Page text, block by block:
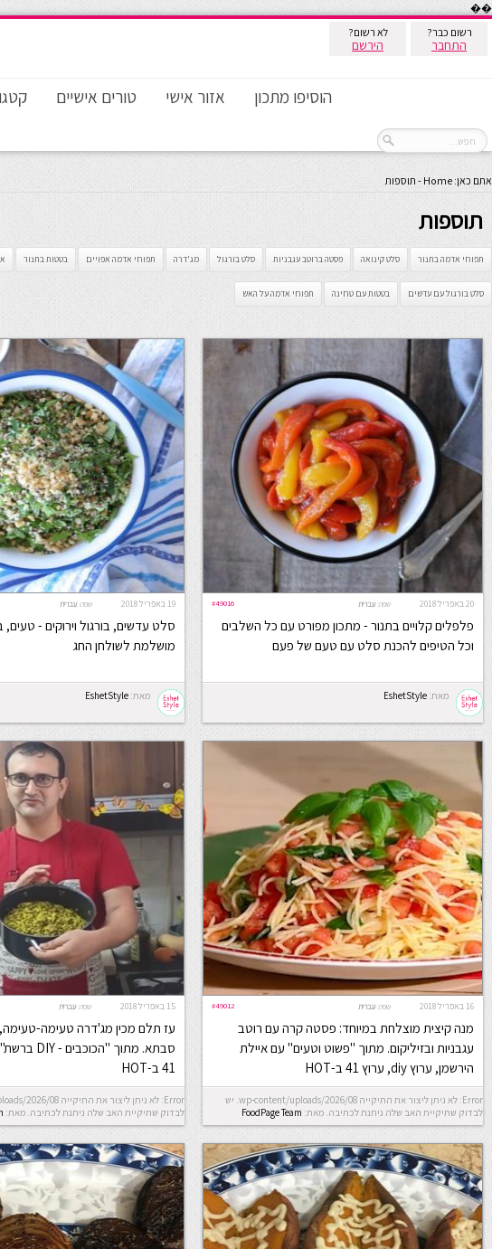
��
רשום כבר?
התחבר
לא רשום?
הירשם
הוסיפו מתכון אזור אישי טורים אישיים
אתם כאן: Home
- תוספות
תוספות
תפוחי אדמה בתנור סלט קינואה פסטה ברוטב עגבניות סלט בורגול מג'דרה תפוחי אדמה אפויים בטטות בתנור
סלט בורגול עם עדשים בטטות עם טחינה תפוחי אדמה על האש
20 באפריל 2018 #49016 שפה: עברית
פלפלים קלויים בתנור - מתכון מפורט עם כל השלבים
וכל הטיפים להכנת סלט עם טעם של פעם
מאת: EshetStyle
19 באפריל 2018 שפה: עברית
סלט עדשים, בורגול וירוקים - טעים,
מושלמת לשולחן החג
מאת: EshetStyle
16 באפריל 2018 #49012 שפה: עברית
מנה קיצית מוצלחת במיוחד: פסטה קרה עם רוטב
עגבניות ובזיליקום. מתוך "פשוט וטעים" עם איילת
הירשמן, ערוץ diy, ערוץ 41 ב-HOT
Error: לא ניתן ליצור את התיקייה wp-content/uploads/2026/08. יש
לבדוק שתיקיית האב שלה ניתנת לכתיבה. מאת: FoodPage Team
15 באפריל 2018 שפה: עברית
עז תלם מכין מג'דרה טעימה-
41 ב-HOT
לבדוק שתיקיית האב שלה ניתנת לכתיבה. מאת: